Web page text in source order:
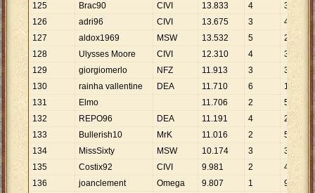
125
Brac90 CIVI 13.833 4 3
126
adri96 CIVI 13.675 3 4 .
127
aldox1969 MSW 13.532 5 2 .706
128
Ulysses Moore CIVI 12.310 4 3
078
129
giorgiomerlo NFZ 11.913 3 3
130
rainha vallentine DEA 11.710 6 1 .952
131
Elmo 11.706 2 5
853
132
REPO96 DEA 11.191 4 2 .
133
Bullerish10 MrK 11.016 2 5
508
134
MissSixty MSW 10.174 3 3 391
135
Costix92 CIVI 9.981 2 4
991
136
joanclement Omega 9.807 1 9 .807